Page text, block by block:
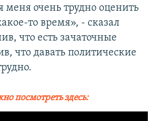
меня очень трудно оценить
то время», - сказал
что есть зачаточные
что давать политические
посмотреть здесь: